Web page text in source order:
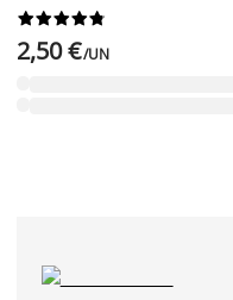






2,50 €/UN